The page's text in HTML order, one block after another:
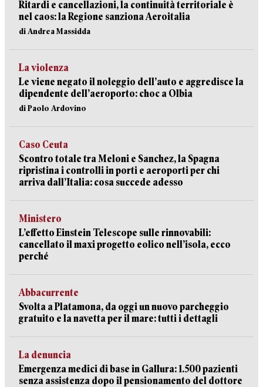
Ritardi e cancellazioni, la continuità territoriale è
nel caos: la Regione sanziona Aeroitalia
di Andrea Massidda
La violenza
Le viene negato il noleggio dell’auto e aggredisce la
dipendente dell’aeroporto: choc a Olbia
di Paolo Ardovino
Caso Ceuta
Scontro totale tra Meloni e Sanchez, la Spagna
ripristina i controlli in porti e aeroporti per chi
arriva dall’Italia: cosa succede adesso
Ministero
L’effetto Einstein Telescope sulle rinnovabili:
cancellato il maxi progetto eolico nell’isola, ecco
perché
Abbacurrente
Svolta a Platamona, da oggi un nuovo parcheggio
gratuito e la navetta per il mare: tutti i dettagli
La denuncia
Emergenza medici di base in Gallura: 1.500 pazienti
senza assistenza dopo il pensionamento del dottore